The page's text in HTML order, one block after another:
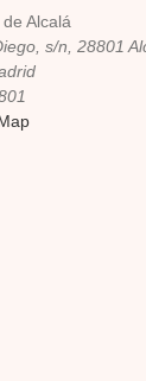
Alcalá
s/n, 28801